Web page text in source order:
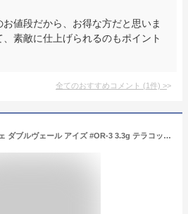
値段だから、お得な方だと思いま
素敵に仕上げられるのもポイント
全てのおすすめコメント (1件) >
コーセー ヴィセ リシェ ダブルヴェール アイズ #OR-3 3.3g テラコッタゴールド系 (アイシャドウ)